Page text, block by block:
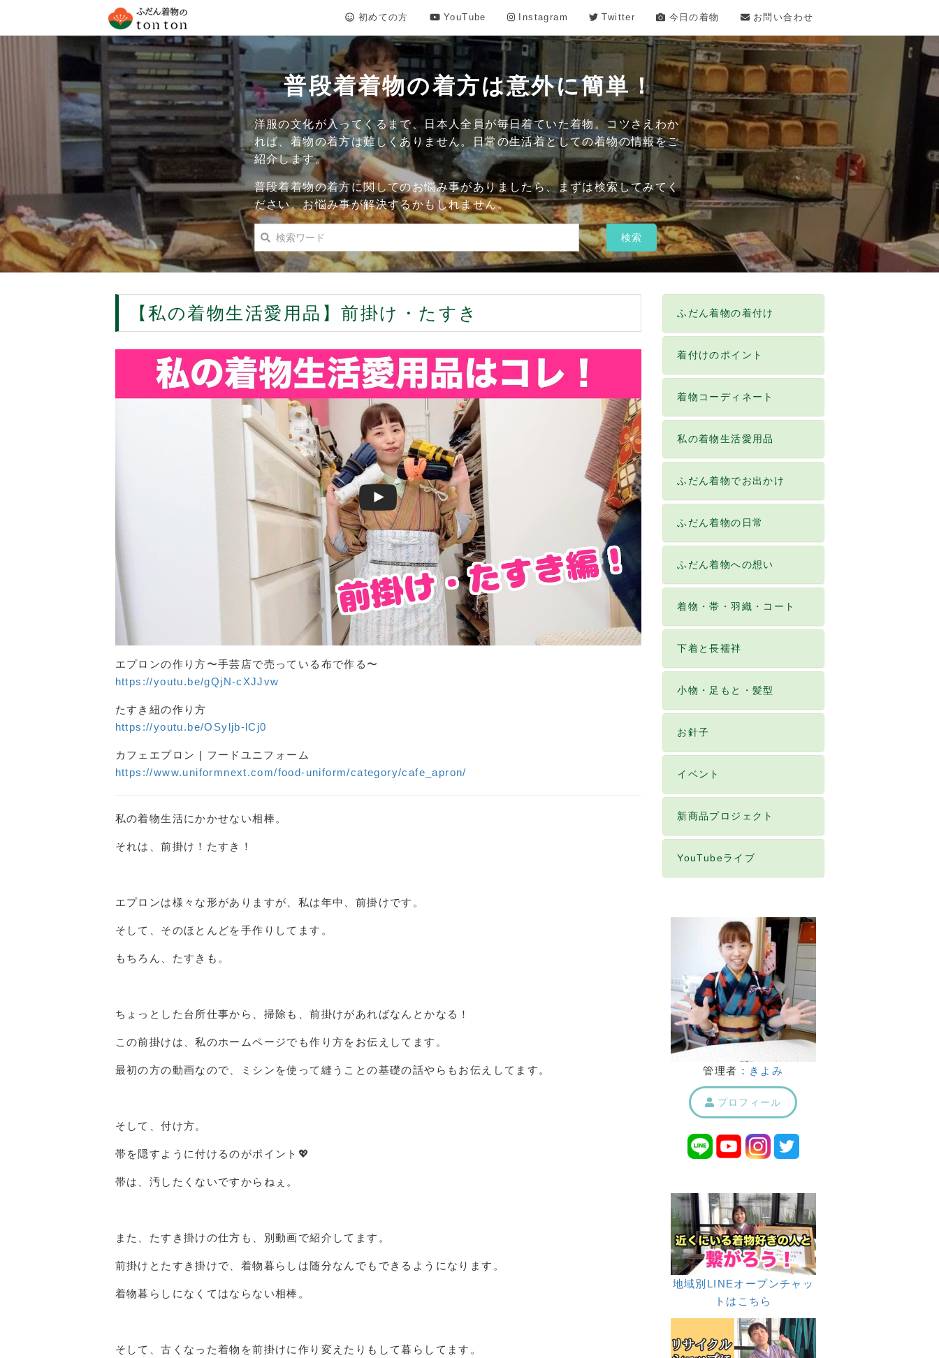
初めての方 YouTube Instagram Twitter 今日の着物 お問い合わせ
普段着着物の着方は意外に簡単！
洋服の文化が入ってくるまで、日本人全員が毎日着ていた着物。コツさえわか
れば、着物の着方は難しくありません。日常の生活着としての着物の情報をご
紹介します。
普段着着物の着方に関してのお悩み事がありましたら、まずは検索してみてく
ださい。お悩み事が解決するかもしれません。
【私の着物生活愛用品】前掛け・たすき
エプロンの作り方〜手芸店で売っている布で作る〜
https://youtu.be/gQjN-cXJJvw
たすき紐の作り方
https://youtu.be/OSyljb-lCj0
カフェエプロン | フードユニフォーム
https://www.uniformnext.com/food-uniform/category/cafe_apron/
私の着物生活にかかせない相棒。
それは、前掛け！たすき！
エプロンは様々な形がありますが、私は年中、前掛けです。
そして、そのほとんどを手作りしてます。
もちろん、たすきも。
ちょっとした台所仕事から、掃除も、前掛けがあればなんとかなる！
この前掛けは、私のホームページでも作り方をお伝えしてます。
最初の方の動画なので、ミシンを使って縫うことの基礎の話やらもお伝えしてます。
そして、付け方。
帯を隠すように付けるのがポイント💖
帯は、汚したくないですからねぇ。
また、たすき掛けの仕方も、別動画で紹介してます。
前掛けとたすき掛けで、着物暮らしは随分なんでもできるようになります。
着物暮らしになくてはならない相棒。
そして、古くなった着物を前掛けに作り変えたりもして暮らしてます。
ふだん着物の着付け
着付けのポイント
着物コーディネート
私の着物生活愛用品
ふだん着物でお出かけ
ふだん着物の日常
ふだん着物への想い
着物・帯・羽織・コート
下着と長襦袢
小物・足もと・髪型
お針子
イベント
新商品プロジェクト
YouTubeライブ
管理者： きよみ
プロフィール
地域別LINEオープンチャッ
トはこちら